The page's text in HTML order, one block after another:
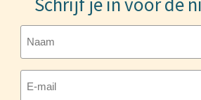
Naam
E-